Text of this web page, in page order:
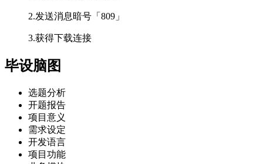
2.发送消息暗号「809」
3.获得下载连接
毕设脑图
选题分析
开题报告
项目意义
需求设定
开发语言
项目功能